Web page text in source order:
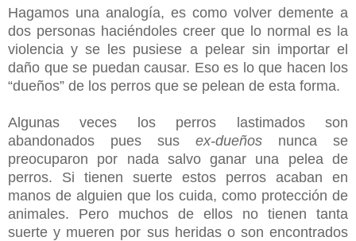
Hagamos una analogía, es como volver demente a
dos personas haciéndoles creer que lo normal es la
violencia y se les pusiese a pelear sin importar el
daño que se puedan causar. Eso es lo que hacen los
“dueños” de los perros que se pelean de esta forma.
Algunas veces los perros lastimados son
abandonados pues sus ex-dueños nunca se
preocuparon por nada salvo ganar una pelea de
perros. Si tienen suerte estos perros acaban en
manos de alguien que los cuida, como protección de
animales. Pero muchos de ellos no tienen tanta
suerte y mueren por sus heridas o son encontrados